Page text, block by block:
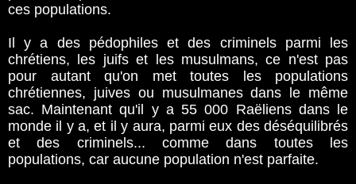
ces populations.
Il y a des pédophiles et des criminels parmi les
chrétiens, les juifs et les musulmans, ce n'est pas
pour autant qu'on met toutes les populations
chrétiennes, juives ou musulmanes dans le même
sac. Maintenant qu'il y a 55 000 Raëliens dans le
monde il y a, et il y aura, parmi eux des déséquilibrés
et des criminels... comme dans toutes les
populations, car aucune population n'est parfaite.